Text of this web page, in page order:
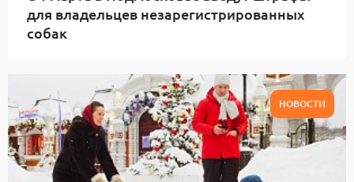
для владельцев незарегистрированных
собак
НОВОСТИ